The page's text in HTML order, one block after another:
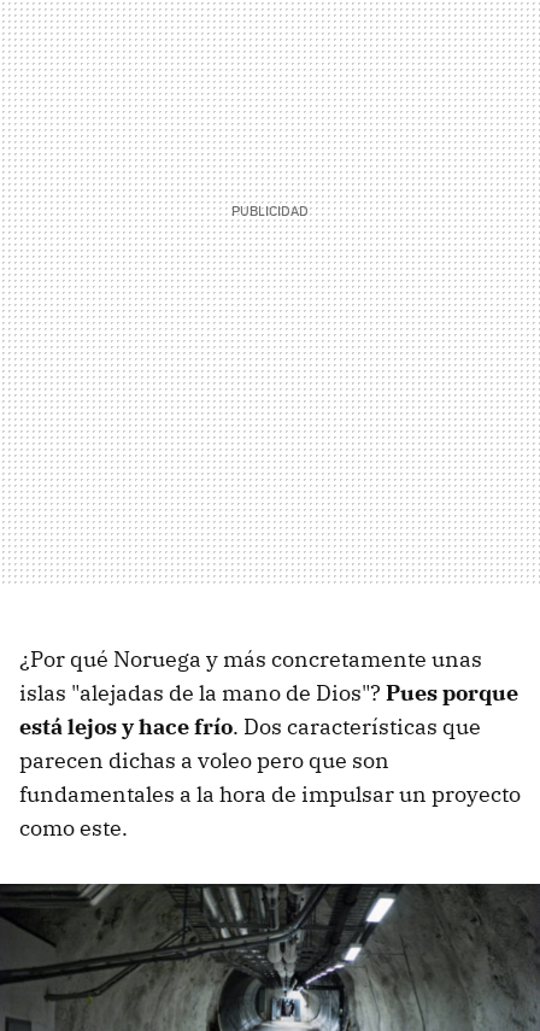
¿Por qué Noruega y más concretamente unas
islas "alejadas de la mano de Dios"? Pues porque
está lejos y hace frío. Dos características que
parecen dichas a voleo pero que son
fundamentales a la hora de impulsar un proyecto
como este.